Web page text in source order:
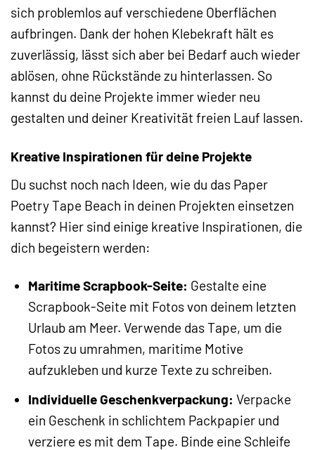
sich problemlos auf verschiedene Oberflächen
aufbringen. Dank der hohen Klebekraft hält es
zuverlässig, lässt sich aber bei Bedarf auch wieder
ablösen, ohne Rückstände zu hinterlassen. So
kannst du deine Projekte immer wieder neu
gestalten und deiner Kreativität freien Lauf lassen.
Kreative Inspirationen für deine Projekte
Du suchst noch nach Ideen, wie du das Paper
Poetry Tape Beach in deinen Projekten einsetzen
kannst? Hier sind einige kreative Inspirationen, die
dich begeistern werden:
Maritime Scrapbook-Seite: Gestalte eine
Scrapbook-Seite mit Fotos von deinem letzten
Urlaub am Meer. Verwende das Tape, um die
Fotos zu umrahmen, maritime Motive
aufzukleben und kurze Texte zu schreiben.
Individuelle Geschenkverpackung: Verpacke
ein Geschenk in schlichtem Packpapier und
verziere es mit dem Tape. Binde eine Schleife